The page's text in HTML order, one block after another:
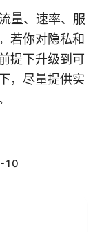
量、速率、服
若你对隐私和
提下升级到可
，尽量提供实
10